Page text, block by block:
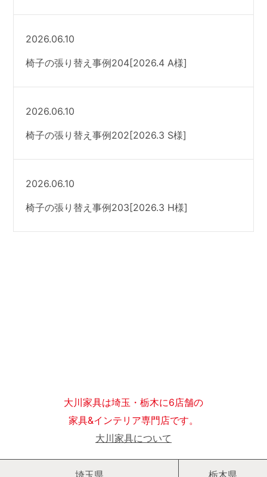
2026.06.10
椅子の張り替え事例204[2026.4 A様]
2026.06.10
椅子の張り替え事例202[2026.3 S様]
2026.06.10
椅子の張り替え事例203[2026.3 H様]
大川家具は埼玉・栃木に6店舗の
家具&インテリア専門店です。
大川家具について
埼玉県 栃木県